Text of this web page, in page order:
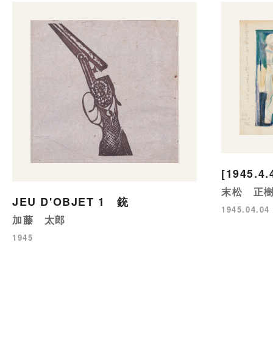
JEU D'OBJET 1 銃
加藤 太郎
1945
末松 正
1945.04.04